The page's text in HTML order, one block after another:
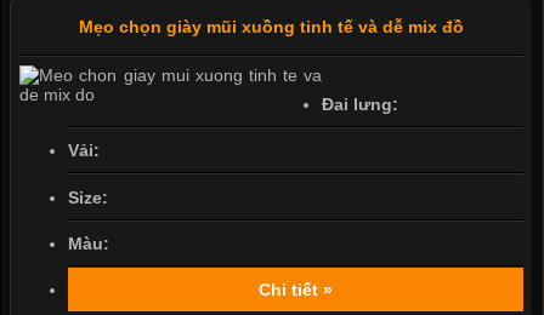
Mẹo chọn giày mũi xuồng tinh tế và dễ mix đồ
Đai lưng:
Vải:
Size:
Màu:
Chi tiết »